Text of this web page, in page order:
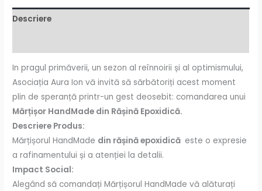
Descriere
In pragul primăverii, un sezon al reînnoirii și al optimismului,
Asociația Aura Ion vă invită să sărbătoriți acest moment
plin de speranță printr-un gest deosebit: comandarea unui
Mărțișor HandMade din Rășină Epoxidică.
Descriere Produs:
Mărțișorul HandMade din rășină epoxidică este o expresie
a rafinamentului și a atenției la detalii.
Impact Social:
Alegând să comandați Mărțișorul HandMade vă alăturați